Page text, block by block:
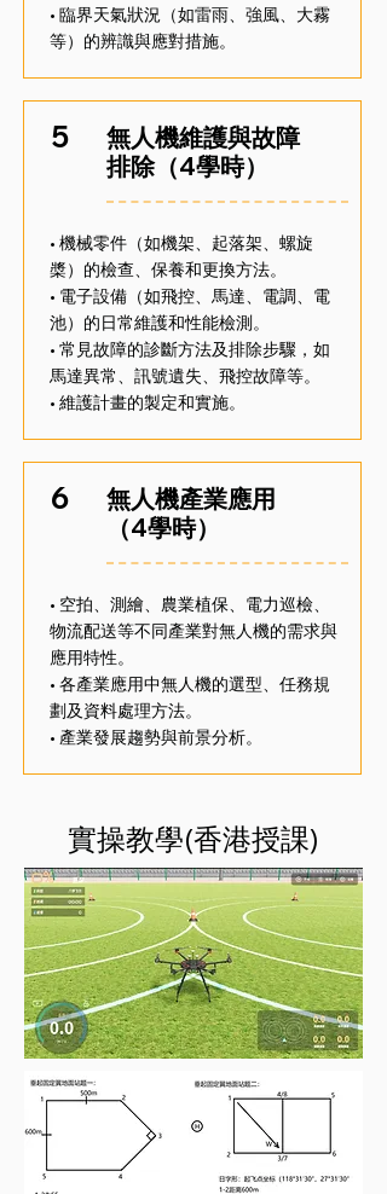
• 臨界天氣狀況（如雷雨、強風、大霧
等）的辨識與應對措施。
5
無人機維護與故障
排除（4學時）
• 機械零件（如機架、起落架、螺旋
槳）的檢查、保養和更換方法。
• 電子設備（如飛控、馬達、電調、電
池）的日常維護和性能檢測。
• 常見故障的診斷方法及排除步驟，如
馬達異常、訊號遺失、飛控故障等。
• 維護計畫的製定和實施。
6
無人機產業應用
（4學時）
• 空拍、測繪、農業植保、電力巡檢、
物流配送等不同產業對無人機的需求與
應用特性。
• 各產業應用中無人機的選型、任務規
劃及資料處理方法。
• 產業發展趨勢與前景分析。
實操教學(香港授課)